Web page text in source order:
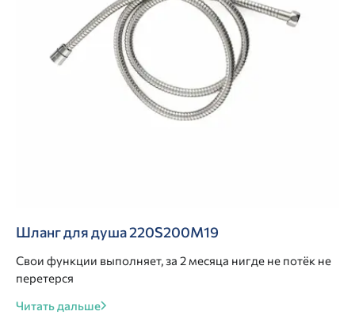
Шланг для душа 220S200M19
Свои функции выполняет, за 2 месяца нигде не потёк не
перетерся
Читать дальше